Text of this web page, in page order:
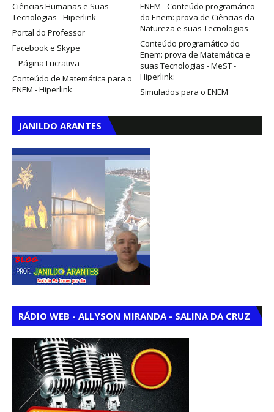
Ciências Humanas e Suas
Tecnologias - Hiperlink
ENEM - Conteúdo programático
do Enem: prova de Ciências da
Natureza e suas Tecnologias
Portal do Professor
Conteúdo programático do
Enem: prova de Matemática e
suas Tecnologias - MeST -
Hiperlink:
Facebook e Skype
Página Lucrativa
Conteúdo de Matemática para o
ENEM - Hiperlink
Simulados para o ENEM
JANILDO ARANTES
RÁDIO WEB - ALLYSON MIRANDA - SALINA DA CRUZ